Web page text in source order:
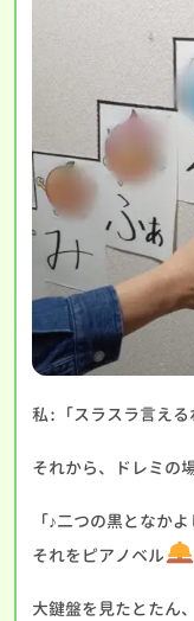
私:「スラスラ言える
それから、ドレミの
「♪二つの黒となか
それをピアノベル
大鍵盤を見たとたん、